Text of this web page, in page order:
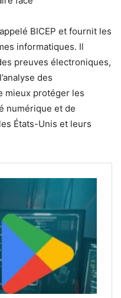
BICEP et fournit les
informatiques. Il
preuves électroniques,
des
mieux protéger les
numérique et de
États-Unis et leurs